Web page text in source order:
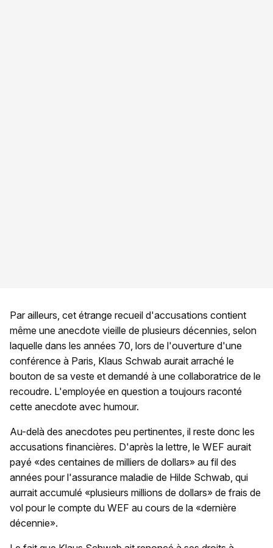
Par ailleurs, cet étrange recueil d'accusations contient
même une anecdote vieille de plusieurs décennies, selon
laquelle dans les années 70, lors de l'ouverture d'une
conférence à Paris, Klaus Schwab aurait arraché le
bouton de sa veste et demandé à une collaboratrice de le
recoudre. L'employée en question a toujours raconté
cette anecdote avec humour.
Au-delà des anecdotes peu pertinentes, il reste donc les
accusations financières. D'après la lettre, le WEF aurait
payé «des centaines de milliers de dollars» au fil des
années pour l'assurance maladie de Hilde Schwab, qui
aurrait accumulé «plusieurs millions de dollars» de frais de
vol pour le compte du WEF au cours de la «dernière
décennie».